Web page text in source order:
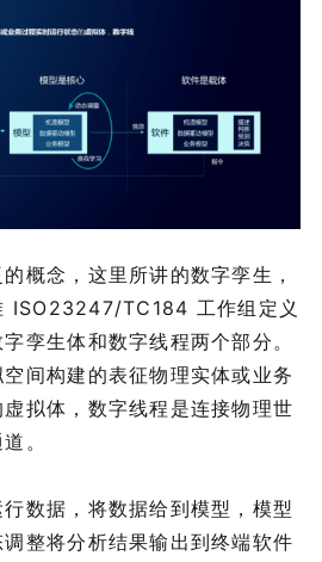
概念，这里所讲的数字孪生，
ISO23247/TC184 工作组定义
孪生体和数字线程两个部分。
间构建的表征物理实体或业务
拟体，数字线程是连接物理世
。
数据，将数据给到模型，模型
整将分析结果输出到终端软件